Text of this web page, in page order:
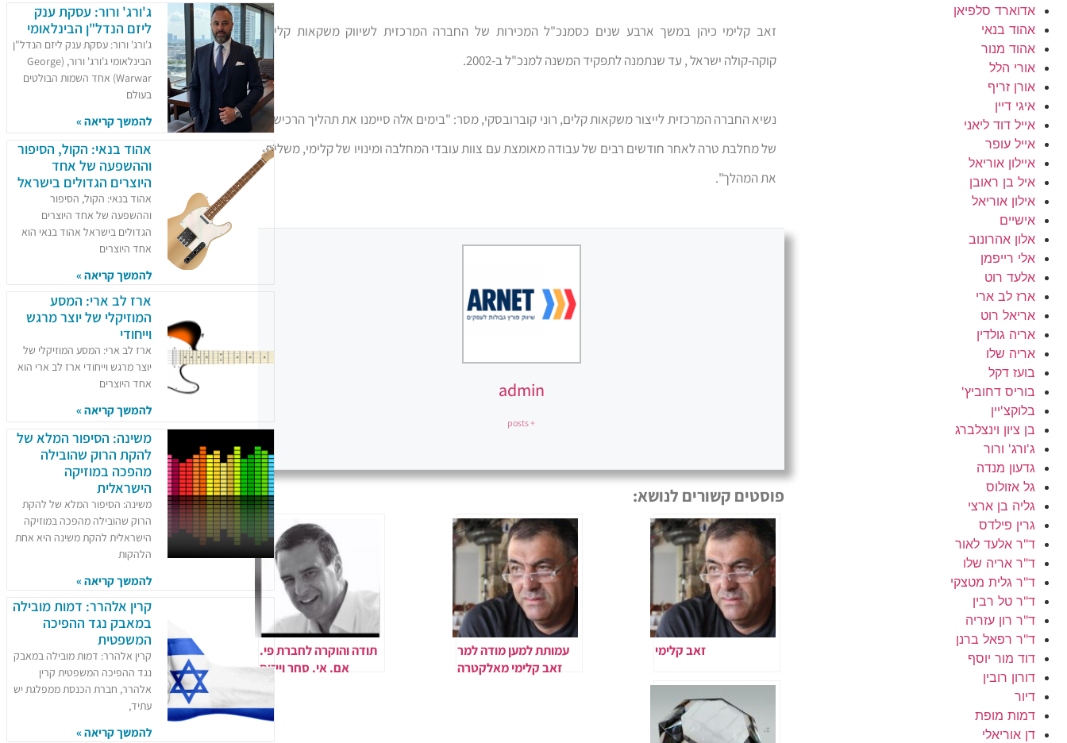
אדוארד סלפיאן
אהוד בנאי
אהוד מנור
אורי הלל
אורן זריף
איגי דיין
אייל דוד ליאני
אייל עופר
איילון אוריאל
איל בן ראובן
אילון אוריאל
אישיים
אלון אהרונוב
אלי רייפמן
אלעד רוט
ארז לב ארי
אריאל רוט
אריה גולדין
אריה שלו
בועז דקל
בוריס דחוביץ'
בלוקצ'יין
בן ציון וינצלברג
ג'ורג' ורור
גדעון מנדה
גל אזולוס
גליה בן ארצי
גרין פילדס
ד"ר אלעד לאור
ד"ר אריה שלו
ד"ר גלית מטצקי
ד"ר טל רבין
ד"ר רון עזריה
ד"ר רפאל ברנן
דוד מור יוסף
דורון רובין
דיור
דמות מופת
דן אוריאלי
זאב קלימי כיהן במשך ארבע שנים כסמנכ"ל המכירות של החברה המרכזית לשיווק משקאות קלים
קוקה-קולה ישראל , עד שנתמנה לתפקיד המשנה למנכ"ל ב-2002.
נשיא החברה המרכזית לייצור משקאות קלים, רוני קוברובסקי, מסר: "בימים אלה סיימנו את תהליך הרכישה
של מחלבת טרה לאחר חודשים רבים של עבודה מאומצת עם צוות עובדי המחלבה ומינויו של קלימי, משלים
את המהלך".
admin
+ posts
פוסטים קשורים לנושא:
זאב קלימי
עמותת למען מודה למר
זאב קלימי מאלקטרה
תודה והוקרה לחברת פי.
אם. אי. סחר וייזום
ג'ורג' ורור: עסקת ענק
ליזם הנדל"ן הבינלאומי
ג'ורג' ורור: עסקת ענק ליזם הנדל"ן
הבינלאומי ג'ורג' ורור, (George
Warwar) אחד השמות הבולטים
בעולם
להמשך קריאה »
אהוד בנאי: הקול, הסיפור
וההשפעה של אחד
היוצרים הגדולים בישראל
אהוד בנאי: הקול, הסיפור
וההשפעה של אחד היוצרים
הגדולים בישראל אהוד בנאי הוא
אחד היוצרים
להמשך קריאה »
ארז לב ארי: המסע
המוזיקלי של יוצר מרגש
וייחודי
ארז לב ארי: המסע המוזיקלי של
יוצר מרגש וייחודי ארז לב ארי הוא
אחד היוצרים
להמשך קריאה »
משינה: הסיפור המלא של
להקת הרוק שהובילה
מהפכה במוזיקה
הישראלית
משינה: הסיפור המלא של להקת
הרוק שהובילה מהפכה במוזיקה
הישראלית להקת משינה היא אחת
הלהקות
להמשך קריאה »
קרין אלהרר: דמות מובילה
במאבק נגד ההפיכה
המשפטית
קרין אלהרר: דמות מובילה במאבק
נגד ההפיכה המשפטית קרין
אלהרר, חברת הכנסת ממפלגת יש
עתיד,
להמשך קריאה »